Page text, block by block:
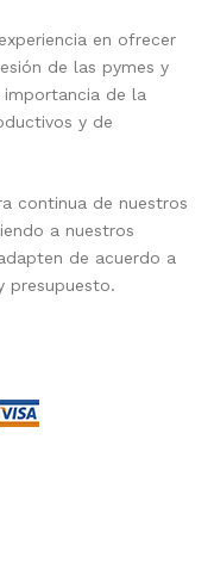
en ofrecer
de las pymes y
importancia de la
y de
continua de nuestros
a nuestros
de acuerdo a
presupuesto.